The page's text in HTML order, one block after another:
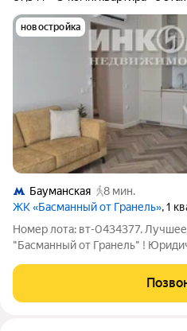
новостройка
Бауманская
8 мин.
ЖК «Басманный от Гранель», 1
Номер лота: вт-0434377.
"Басманный от Гранель" !
договоре. Также в
машиноместо (продаются за